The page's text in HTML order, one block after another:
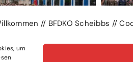
// BFDKO Scheibbs //
um